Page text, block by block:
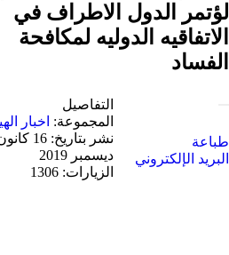
الكثيري يشدد على
حماية المال العام
لؤتمر الدول الاطراف في
الاتفاقيه الدوليه لمكافحة
الفساد
طباعة
البريد الإلكتروني
التفاصيل
المجموعة: اخبار
ديسمبر 2019
الزيارات: 1306